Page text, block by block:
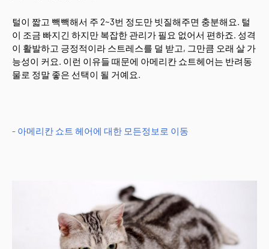
털이 짧고 빽빽해서 주 2~3번 정도만 빗질해주면 충분해요. 털
이 조금 빠지긴 하지만 복잡한 관리가 필요 없어서 편하죠. 성격
이 활발하고 긍정적이라 스트레스를 덜 받고, 그만큼 오래 살 가
능성이 커요. 이런 이유들 때문에 아메리칸 쇼트헤어는 반려동
물로 정말 좋은 선택이 될 거예요.
- 아메리칸 쇼트 헤어에 대한 모든정보로 이동